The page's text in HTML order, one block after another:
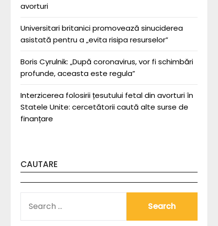
avorturi
Universitari britanici promovează sinuciderea
asistată pentru a „evita risipa resurselor”
Boris Cyrulnik: „După coronavirus, vor fi schimbări
profunde, aceasta este regula”
Interzicerea folosirii țesutului fetal din avorturi în
Statele Unite: cercetătorii caută alte surse de
finanțare
CAUTARE
FOR: